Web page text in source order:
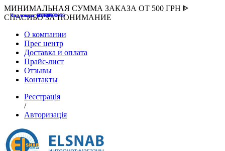
МИНИМАЛЬНАЯ СУММА ЗАКАЗА ОТ 500 ГРН ᐈ
СПАСИБО ЗА ПОНИМАНИЕ
О компании
Прес центр
Доставка и оплата
Прайс-лист
Отзывы
Контакты
Реєстрація
/
Авторизація
Код товара :507000
Код товара :HUK-K00058
Код товара :Т075177
Код товара :pnsv12
Код товара :HUK-K00072